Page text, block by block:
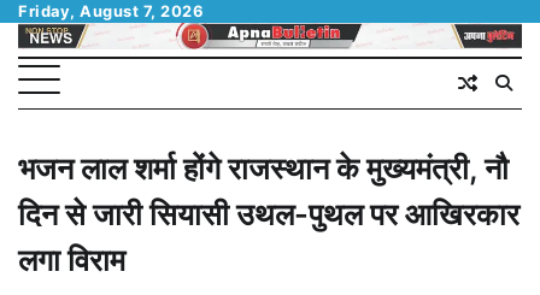
Skip
content
Friday, August 7, 2026
भजन लाल शर्मा होंगे राजस्थान के मुख्यमंत्री, नौ
दिन से जारी सियासी उथल-पुथल पर आखिरकार
लगा विराम